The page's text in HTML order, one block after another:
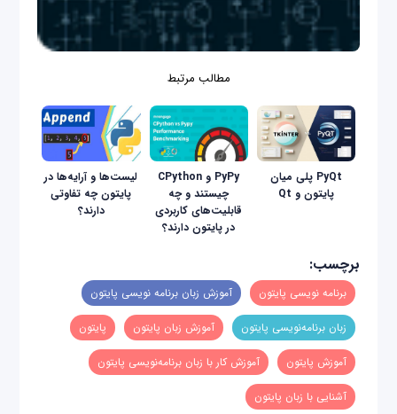
مطالب مرتبط
PyQt پلی میان
پایتون و Qt
PyPy و CPython
چیستند و چه
قابلیت‌های کاربردی
در پایتون دارند؟
لیست‌ها و آرایه‌ها در
پایتون چه تفاوتی
دارند؟
برچسب:
برنامه‌ نويسی پايتون آموزش زبان برنامه نویسی پایتون
زبان برنامه‌نويسی پايتون آموزش زبان پایتون پایتون
آموزش پایتون آموزش کار با زبان برنامه‌نويسی پايتون
آشنايی با زبان پايتون